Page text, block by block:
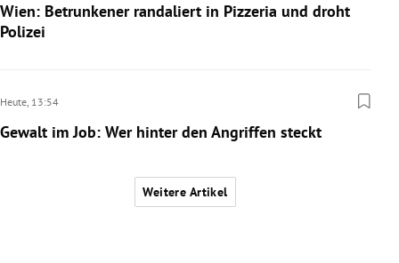
Wien: Betrunkener randaliert in Pizzeria und droht
Polizei
Heute, 13:54
Gewalt im Job: Wer hinter den Angriffen steckt
Weitere Artikel